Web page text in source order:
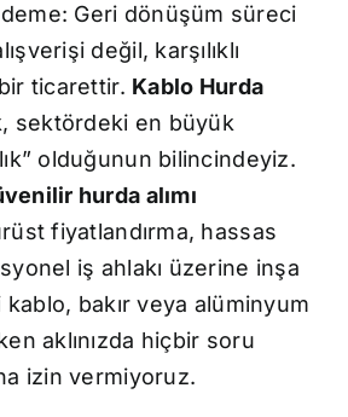
Geri dönüşüm süreci
değil, karşılıklı
ticarettir. Kablo Hurda
sektördeki en büyük
olduğunun bilincindeyiz.
hurda alımı
fiyatlandırma, hassas
iş ahlakı üzerine inşa
bakır veya alüminyum
aklınızda hiçbir soru
izin vermiyoruz.